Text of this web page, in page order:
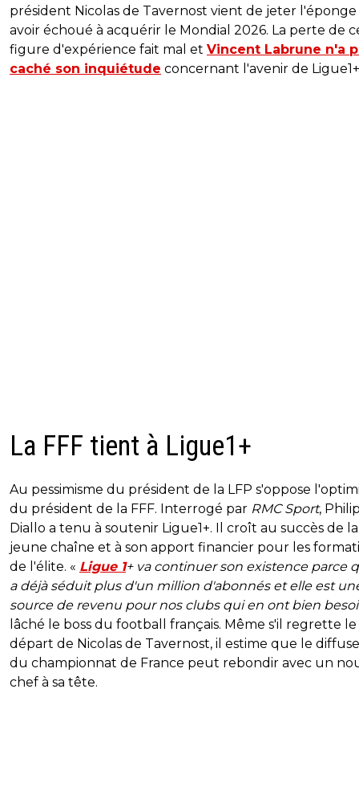
président Nicolas de Tavernost vient de jeter l'éponge
avoir échoué à acquérir le Mondial 2026. La perte de
figure d'expérience fait mal et Vincent Labrune n'a
caché son inquiétude concernant l'avenir de
La FFF tient à Ligue1+
Au pessimisme du président de la LFP s'oppose
du président de la FFF. Interrogé par RMC Sport,
Diallo a tenu à soutenir Ligue1+. Il croît au succès de la
jeune chaîne et à son apport financier pour les
de l'élite. « Ligue 1+ va continuer son existence parce
a déjà séduit plus d'un million d'abonnés et elle est
source de revenu pour nos clubs qui en ont bien
lâché le boss du football français. Même s'il regrette le
départ de Nicolas de Tavernost, il estime que le
du championnat de France peut rebondir avec un
chef à sa tête.